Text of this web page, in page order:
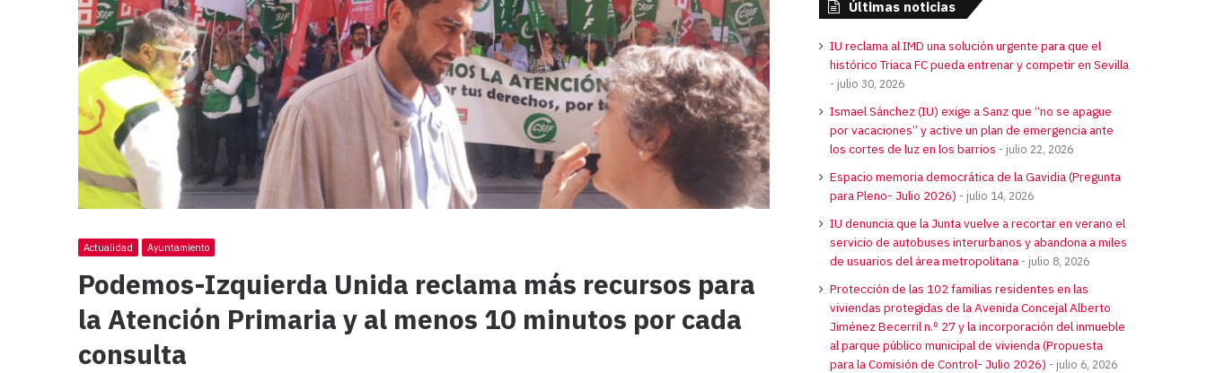
Actualidad Ayuntamiento
Podemos-Izquierda Unida reclama más recursos para
la Atención Primaria y al menos 10 minutos por cada
consulta
Últimas noticias
IU reclama al IMD una solución urgente para que el
histórico Triaca FC pueda entrenar y competir en Sevilla
julio 30, 2026
Ismael Sánchez (IU) exige a Sanz que “no se apague
por vacaciones” y active un plan de emergencia ante
los cortes de luz en los barrios
julio 22, 2026
Espacio memoria democrática de la Gavidia (Pregunta
para Pleno- Julio 2026)
julio 14, 2026
IU denuncia que la Junta vuelve a recortar en verano el
servicio de autobuses interurbanos y abandona a miles
de usuarios del área metropolitana
julio 8, 2026
Protección de las 102 familias residentes en las
viviendas protegidas de la Avenida Concejal Alberto
Jiménez Becerril n.º 27 y la incorporación del inmueble
al parque público municipal de vivienda (Propuesta
para la Comisión de Control- Julio 2026)
julio 6, 2026